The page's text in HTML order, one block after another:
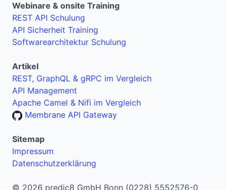
Webinare & onsite Training
REST API Schulung
API Sicherheit Training
Softwarearchitektur Schulung
Artikel
REST, GraphQL & gRPC im Vergleich
API Management
Apache Camel & Nifi im Vergleich
Membrane API Gateway
Sitemap
Impressum
Datenschutzerklärung
© 2026 predic8 GmbH Bonn (0228) 5552576-0